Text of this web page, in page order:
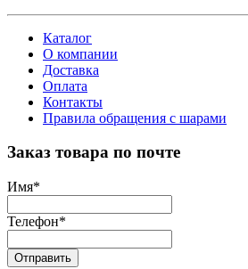
Каталог
О компании
Доставка
Оплата
Контакты
Правила обращения с шарами
Заказ товара по почте
Имя*
Телефон*
Отправить